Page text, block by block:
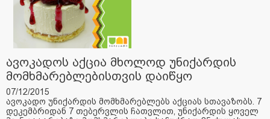
ავოკადოს აქცია მხოლოდ უნიქარდის
მომხმარებლებისთვის დაიწყო
07/12/2015
ავოკადო უნიქარდის მომხმარებლებს აქციას სთავაზობს. 7
დეკემბრიდან 7 თებერვლის ჩათვლით, უნიქარდის ყოველ